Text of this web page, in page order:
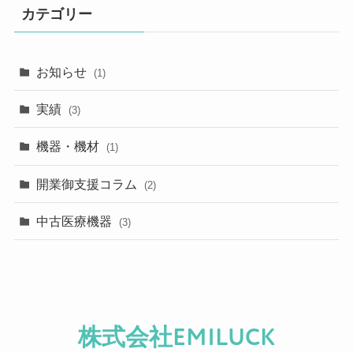
カテゴリー
お知らせ (1)
実績 (3)
機器・機材 (1)
開業御支援コラム (2)
中古医療機器 (3)
株式会社EMILUCK